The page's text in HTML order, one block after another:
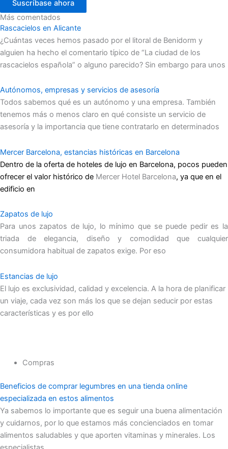
Suscríbase ahora
Más comentados
Rascacielos en Alicante
¿Cuántas veces hemos pasado por el litoral de Benidorm y
alguien ha hecho el comentario típico de “La ciudad de los
rascacielos española” o alguno parecido? Sin embargo para unos
Autónomos, empresas y servicios de asesoría
Todos sabemos qué es un autónomo y una empresa. También
tenemos más o menos claro en qué consiste un servicio de
asesoría y la importancia que tiene contratarlo en determinados
Mercer Barcelona, estancias históricas en Barcelona
Dentro de la oferta de hoteles de lujo en Barcelona, pocos pueden
ofrecer el valor histórico de Mercer Hotel Barcelona, ya que en el
edificio en
Zapatos de lujo
Para unos zapatos de lujo, lo mínimo que se puede pedir es la
triada de elegancia, diseño y comodidad que cualquier
consumidora habitual de zapatos exige. Por eso
Estancias de lujo
El lujo es exclusividad, calidad y excelencia. A la hora de planificar
un viaje, cada vez son más los que se dejan seducir por estas
características y es por ello
Compras
Beneficios de comprar legumbres en una tienda online
especializada en estos alimentos
Ya sabemos lo importante que es seguir una buena alimentación
y cuidarnos, por lo que estamos más concienciados en tomar
alimentos saludables y que aporten vitaminas y minerales. Los